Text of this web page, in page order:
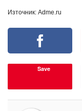
Източник: Adme.ru
Save